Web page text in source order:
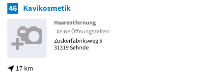
46 Kavikosmetik
17 km
Haarentfernung
keine Öffnungszeiten
Zuckerfabriksweg 5
31319Sehnde